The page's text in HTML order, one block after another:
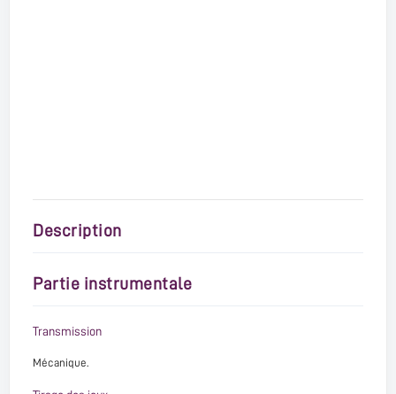
Description
Partie instrumentale
Transmission
Mécanique.